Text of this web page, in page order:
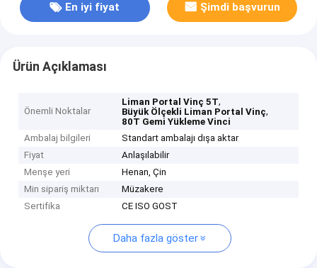
En iyi fiyat Şimdi başvurun
Ürün Açıklaması
Önemli Noktalar
Liman Portal Vinç 5T,
Büyük Ölçekli Liman Portal Vinç,
80T Gemi Yükleme Vinci
Ambalaj bilgileri
Standart ambalajı dışa aktar
Fiyat
Anlaşılabilir
Menşe yeri
Henan, Çin
Min sipariş miktarı
Müzakere
Sertifika
CE ISO GOST
Daha fazla göster